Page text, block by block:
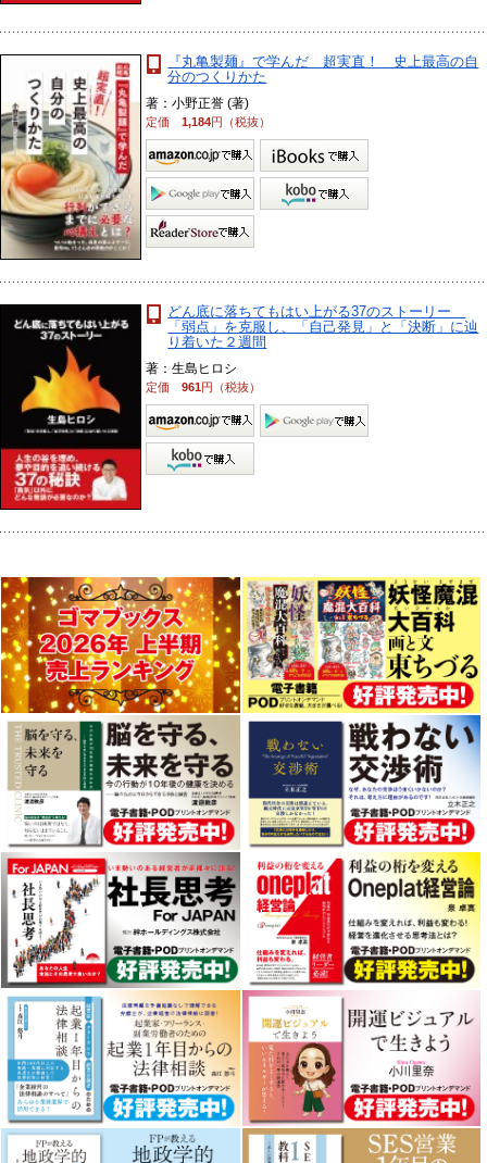
『丸亀製麺』で学んだ 超実直！ 史上最高の自
分のつくりかた
著：小野正誉 (著)
定価1,184円（税抜）
どん底に落ちてもはい上がる37のストーリー
「弱点」を克服し、「自己発見」と「決断」に辿
り着いた２週間
著：生島ヒロシ
定価961円（税抜）